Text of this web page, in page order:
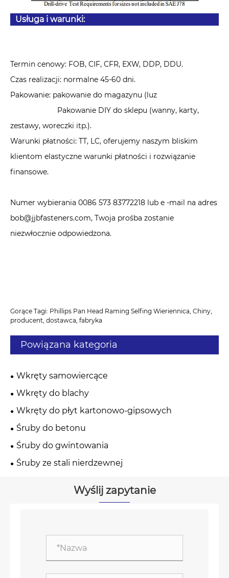
Usługa i warunki:
Termin cenowy: FOB, CIF, CFR, EXW, DDP, DDU.
Czas realizacji: normalne 45-60 dni.
Pakowanie: pakowanie do magazynu (luz
Pakowanie DIY do sklepu (wanny, karty,
zestawy, woreczki itp.).
Warunki płatności: TT, LC, oferujemy naszym bliskim
klientom elastyczne warunki płatności i rozwiązanie
finansowe.
Numer wybierania 0086 573 83772218 lub e -mail na adres
bob@jjbfasteners.com, Twoja prośba zostanie
niezwłocznie odpowiedzona.
Gorące Tagi: Phillips Pan Head Raming Selfing Wieriennica, Chiny,
producent, dostawca, fabryka
Powiązana kategoria
Wkręty samowiercące
Wkręty do blachy
Wkręty do płyt kartonowo-gipsowych
Śruby do betonu
Śruby do gwintowania
Śruby ze stali nierdzewnej
Wyślij zapytanie